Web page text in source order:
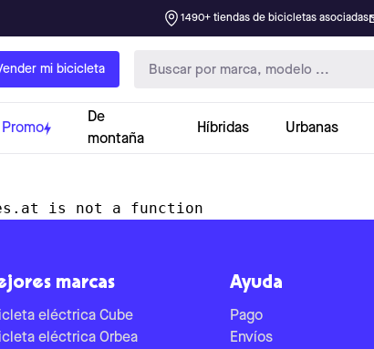
1490+ tiendas de bicicletas asociadas
mi bicicleta
Promo
De
montaña
Híbridas Urbanas
is not a function
marcas
eléctrica Cube
eléctrica Orbea
Ayuda
Pago
Envíos